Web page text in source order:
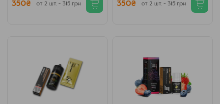
350₴ от 2 шт. - 315 грн 350₴ от 2 шт. - 315 грн